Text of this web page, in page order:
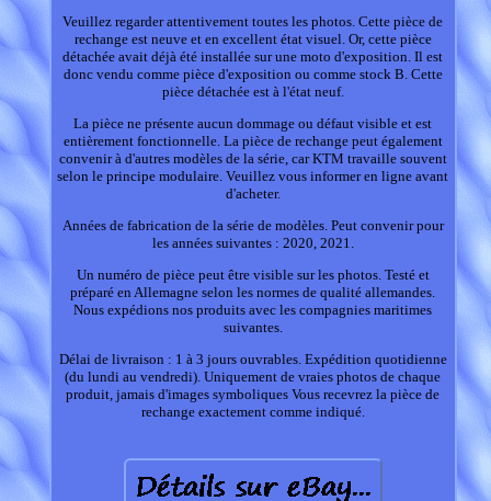
Veuillez regarder attentivement toutes les photos. Cette pièce de
rechange est neuve et en excellent état visuel. Or, cette pièce
détachée avait déjà été installée sur une moto d'exposition. Il est
donc vendu comme pièce d'exposition ou comme stock B. Cette
pièce détachée est à l'état neuf.
La pièce ne présente aucun dommage ou défaut visible et est
entièrement fonctionnelle. La pièce de rechange peut également
convenir à d'autres modèles de la série, car KTM travaille souvent
selon le principe modulaire. Veuillez vous informer en ligne avant
d'acheter.
Années de fabrication de la série de modèles. Peut convenir pour
les années suivantes : 2020, 2021.
Un numéro de pièce peut être visible sur les photos. Testé et
préparé en Allemagne selon les normes de qualité allemandes.
Nous expédions nos produits avec les compagnies maritimes
suivantes.
Délai de livraison : 1 à 3 jours ouvrables. Expédition quotidienne
(du lundi au vendredi). Uniquement de vraies photos de chaque
produit, jamais d'images symboliques Vous recevrez la pièce de
rechange exactement comme indiqué.